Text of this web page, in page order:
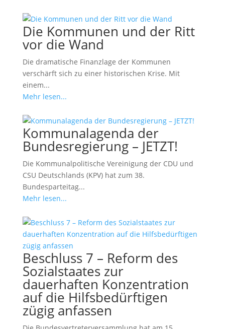
Die Kommunen und der Ritt
vor die Wand
Die dramatische Finanzlage der Kommunen
verschärft sich zu einer historischen Krise. Mit
einem...
Mehr lesen...
Kommunalagenda der
Bundesregierung – JETZT!
Die Kommunalpolitische Vereinigung der CDU und
CSU Deutschlands (KPV) hat zum 38.
Bundesparteitag...
Mehr lesen...
Beschluss 7 – Reform des
Sozialstaates zur
dauerhaften Konzentration
auf die Hilfsbedürftigen
zügig anfassen